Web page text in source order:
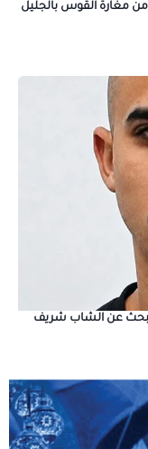
مغارة القوس بالجليل
عن الشاب شريف